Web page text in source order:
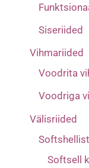
Siseriided
Vihmariided
Voodrita
Voodriga
Välisriided
Softsell